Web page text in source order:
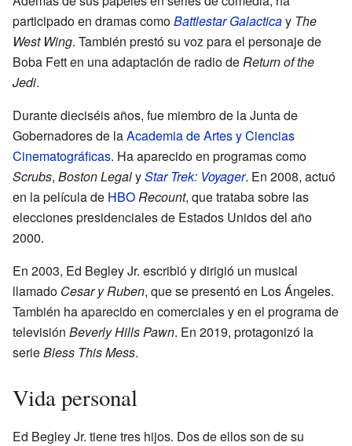
participado en dramas comoBattlestar Galacticay The
West Wing. También prestó su voz para el personaje de
Boba Fett en una adaptación de radio deReturn of the
Jedi.
Durante dieciséis años, fue miembro de la Junta de
Gobernadores de laAcademia de Artes y Ciencias
Cinematográficas. Ha aparecido en programas como
Scrubs, Boston LegalyStar Trek: Voyager. En 2008, actuó
en la película de HBORecount, que trataba sobre las
elecciones presidenciales de Estados Unidos del año
2000.
En 2003, Ed Begley Jr. escribió y dirigió un musical
llamado Cesar y Ruben, que se presentó en Los Ángeles.
También ha aparecido en comerciales y en el programa de
televisión Beverly Hills Pawn. En 2019, protagonizó la
serieBless This Mess.
Vida personal
Ed Begley Jr. tiene tres hijos. Dos de ellos son de su